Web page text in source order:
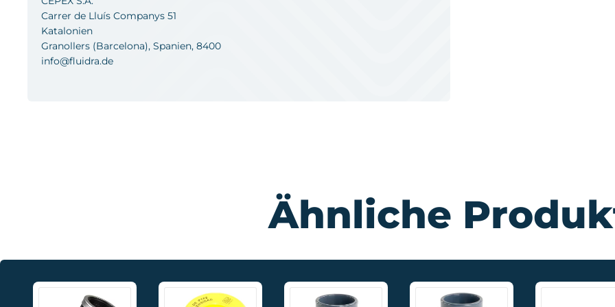
Carrer de Lluís Companys 51
Katalonien
Granollers (Barcelona), Spanien, 8400
info@fluidra.de
Ähnliche